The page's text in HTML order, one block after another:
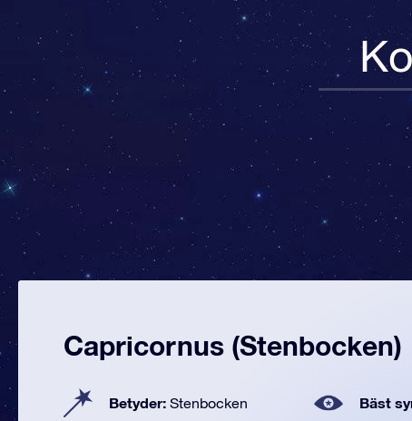
Capricornus (Stenbocken)
Betyder: Stenbocken Bäst